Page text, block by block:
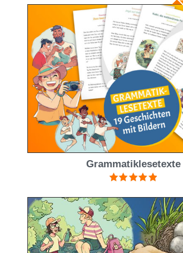
mit4.22
von 5
Grammatiklesetexte
5.00von 5